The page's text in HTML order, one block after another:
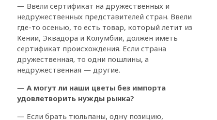
— Ввели сертификат на дружественных и
недружественных представителей стран. Ввели
где-то осенью, то есть товар, который летит из
Кении, Эквадора и Колумбии, должен иметь
сертификат происхождения. Если страна
дружественная, то одни пошлины, а
недружественная — другие.
— А могут ли наши цветы без импорта
удовлетворить нужды рынка?
— Если брать тюльпаны, одну позицию,